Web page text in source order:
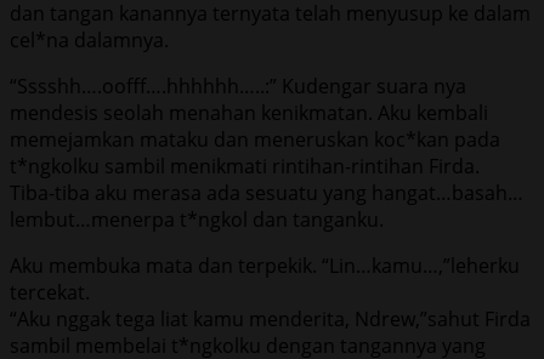
dan tangan kanannya ternyata telah menyusup ke dalam
cel*na dalamnya.
“Sssshh….oofff….hhhhhh…..:” Kudengar suara nya
mendesis seolah menahan kenikmatan. Aku kembali
memejamkan mataku dan meneruskan koc*kan pada
t*ngkolku sambil menikmati rintihan-rintihan Firda.
Tiba-tiba aku merasa ada sesuatu yang hangat…basah…
lembut…menerpa t*ngkol dan tanganku.
Aku membuka mata dan terpekik. “Lin…kamu…,”leherku
tercekat.
“Aku nggak tega liat kamu menderita, Ndrew,”sahut Firda
sambil membelai t*ngkolku dengan tangannya yang